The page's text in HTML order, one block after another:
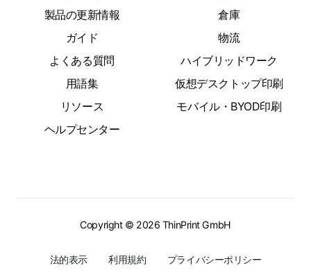
製品の更新情報
ガイド
よくある質問
用語集
リソース
ヘルプセンター
倉庫
物流
ハイブリッドワーク
仮想デスクトップ印刷
モバイル・BYOD印刷
Copyright © 2026 ThinPrint GmbH
法的表示 利用規約
プライバシーポリシー